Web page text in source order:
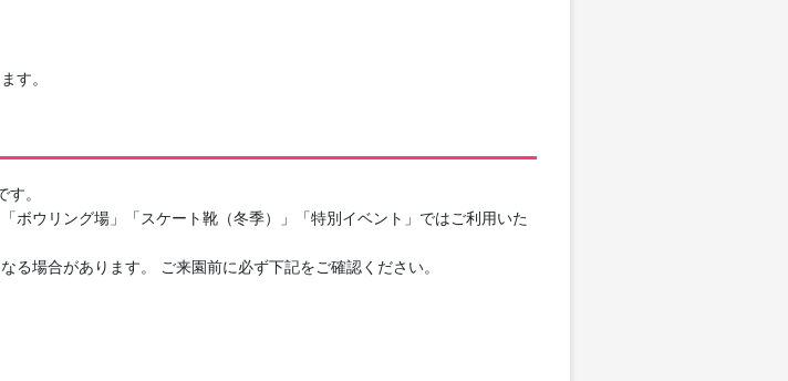
す。
。
ウリング場」「スケート靴（冬季）」「特別イベント」ではご利用いた
場合があります。 ご来園前に必ず下記をご確認ください。